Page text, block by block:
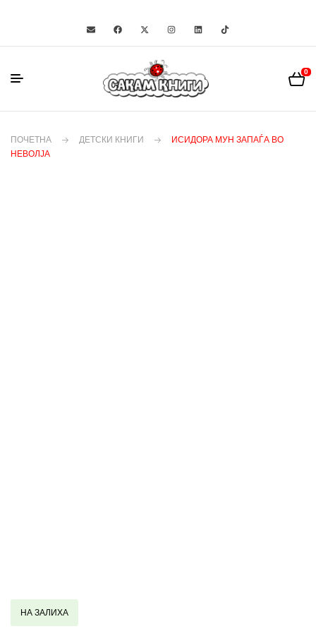
0
ПОЧЕТНА ДЕТСКИ КНИГИ
ИСИДОРА МУН ЗАПАЃА ВО
НЕВОЛЈА
НА ЗАЛИХА